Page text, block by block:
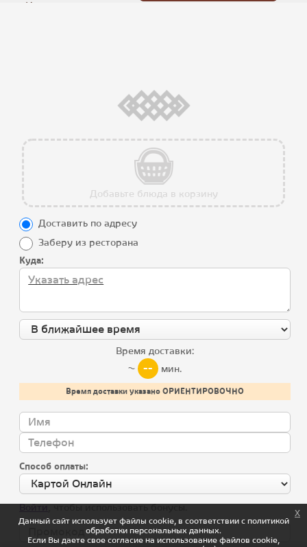
Все блюда
Летнее меню
Лисички
Хачапури
Хинкали и соусы
Холодные закуски
Салаты
Супы
Горячие закуски
Горячие блюда
Добавьте блюда в корзину
Доставить по адресу
Заберу из ресторана
Куда:
Время доставки:
~
-- мин.
Время доставки указано ОРИЕНТИРОВОЧНО
Способ оплаты:
Условия
Мы в соцсетях
Скачай мобильное приложение, получай подарки
Загрузите вAppstore
Хачо и Пури © 2026 |Разработка
Данный сайт использует файлы cookie, в соответствии с политикой
обработки персональных данных.
Если Вы даете свое согласие на использование файлов cookie,
x